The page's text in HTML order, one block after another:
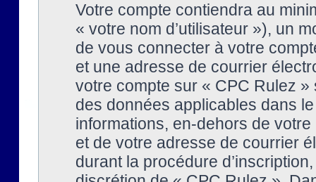
Votre compte contiendra au
« votre nom d’utilisateur »), un
de vous connecter à votre
et une adresse de courrier
votre compte sur « CPC Rulez
des données applicables dans
informations, en-dehors de
et de votre adresse de courrier
durant la procédure